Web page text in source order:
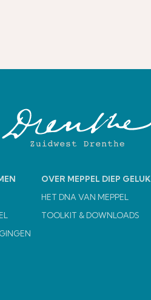
OVER MEPPEL DIEP GELUK
HET DNA VAN MEPPEL
TOOLKIT & DOWNLOADS